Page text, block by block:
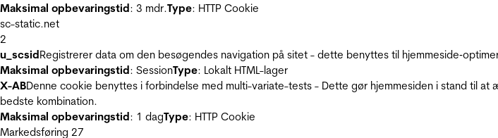
Maksimal opbevaringstid: 3 mdr.Type: HTTP Cookie
sc-static.net
2
u_scsidRegistrerer data om den besøgendes navigation på sitet - dette benyttes til
Maksimal opbevaringstid: SessionType: Lokalt HTML-lager
X-ABDenne cookie benyttes i forbindelse med multi-variate-tests - Dette gør hjemmesiden i stand til
bedste kombination.
Maksimal opbevaringstid: 1 dagType: HTTP Cookie
Markedsføring 27